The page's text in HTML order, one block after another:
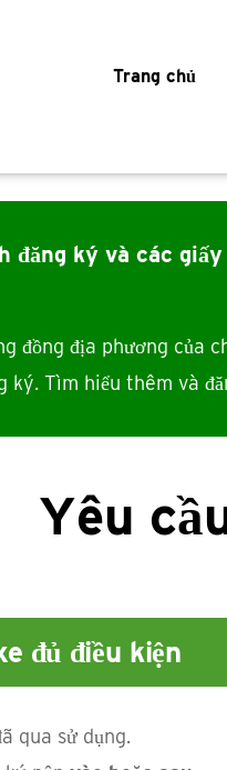
Trang chủ
đăng ký và các
đồng địa phương của
ký. Tìm hiểu thêm và
Yêu
đủ điều kiện
qua sử dụng.